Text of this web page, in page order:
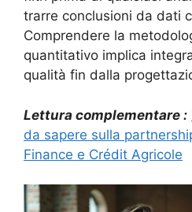
trarre conclusioni da dati
Comprendere la
quantitativo implica
qualità fin dalla
Lettura complementare :
da sapere sulla
Finance e Crédit Agricole